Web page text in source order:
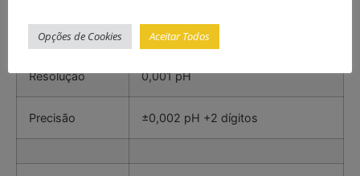
Faixa -2 … +20 pH
Resolução 0,001 pH
Precisão ±0,002 pH +2 dígitos
Opções de Cookies Aceitar Todos